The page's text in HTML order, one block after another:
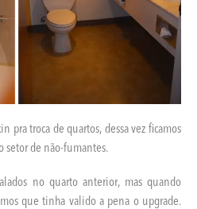
pra troca de quartos, dessa vez ficamos
setor de não-fumantes.
no quarto anterior, mas quando
que tinha valido a pena o upgrade.